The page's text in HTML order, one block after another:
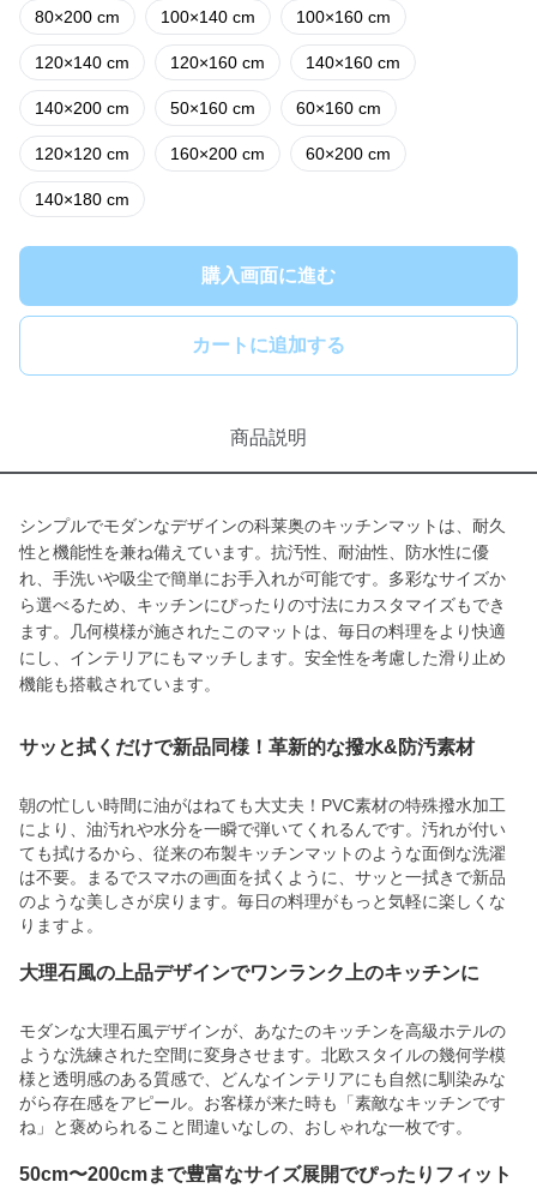
80×200 cm 100×140 cm 100×160 cm
120×140 cm 120×160 cm 140×160 cm
140×200 cm 50×160 cm 60×160 cm
120×120 cm 160×200 cm 60×200 cm
140×180 cm
購入画面に進む
カートに追加する
商品説明
シンプルでモダンなデザインの科莱奥のキッチンマットは、耐久
性と機能性を兼ね備えています。抗汚性、耐油性、防水性に優
れ、手洗いや吸尘で簡単にお手入れが可能です。多彩なサイズか
ら選べるため、キッチンにぴったりの寸法にカスタマイズもでき
ます。几何模様が施されたこのマットは、毎日の料理をより快適
にし、インテリアにもマッチします。安全性を考慮した滑り止め
機能も搭載されています。
サッと拭くだけで新品同様！革新的な撥水&防汚素材
朝の忙しい時間に油がはねても大丈夫！PVC素材の特殊撥水加工
により、油汚れや水分を一瞬で弾いてくれるんです。汚れが付い
ても拭けるから、従来の布製キッチンマットのような面倒な洗濯
は不要。まるでスマホの画面を拭くように、サッと一拭きで新品
のような美しさが戻ります。毎日の料理がもっと気軽に楽しくな
りますよ。
大理石風の上品デザインでワンランク上のキッチンに
モダンな大理石風デザインが、あなたのキッチンを高級ホテルの
ような洗練された空間に変身させます。北欧スタイルの幾何学模
様と透明感のある質感で、どんなインテリアにも自然に馴染みな
がら存在感をアピール。お客様が来た時も「素敵なキッチンです
ね」と褒められること間違いなしの、おしゃれな一枚です。
50cm〜200cmまで豊富なサイズ展開でぴったりフィット